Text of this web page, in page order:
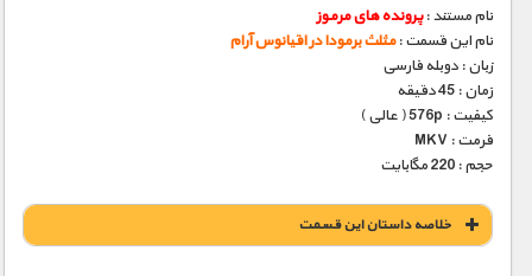
نام مستند :پرونده های مرموز
نام این قسمت :مثلث برمودا در اقیانوس آرام
زبان : دوبله فارسی
زمان : 45 دقیقه
کیفیت : 576p ( عالی )
فرمت : MKV
حجم : 220 مگابایت
خلاصه داستان این قسمت